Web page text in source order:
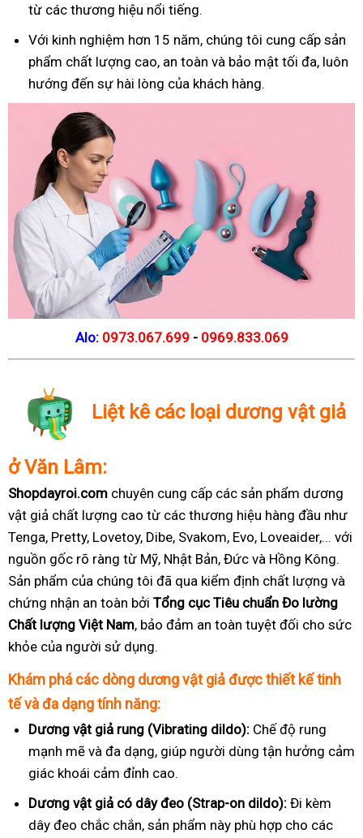
từ các thương hiệu nổi tiếng.
Với kinh nghiệm hơn 15 năm, chúng tôi cung cấp sản
phẩm chất lượng cao, an toàn và bảo mật tối đa, luôn
hướng đến sự hài lòng của khách hàng.
Alo: 0973.067.699 - 0969.833.069
Liệt kê các loại dương vật giả
ở Văn Lâm:
Shopdayroi.com chuyên cung cấp các sản phẩm dương
vật giả chất lượng cao từ các thương hiệu hàng đầu như
Tenga, Pretty, Lovetoy, Dibe, Svakom, Evo, Loveaider,... với
nguồn gốc rõ ràng từ Mỹ, Nhật Bản, Đức và Hồng Kông.
Sản phẩm của chúng tôi đã qua kiểm định chất lượng và
chứng nhận an toàn bởi Tổng cục Tiêu chuẩn Đo lường
Chất lượng Việt Nam, bảo đảm an toàn tuyệt đối cho sức
khỏe của người sử dụng.
Khám phá các dòng dương vật giả được thiết kế tinh
tế và đa dạng tính năng:
Dương vật giả rung (Vibrating dildo): Chế độ rung
mạnh mẽ và đa dạng, giúp người dùng tận hưởng cảm
giác khoái cảm đỉnh cao.
Dương vật giả có dây đeo (Strap-on dildo): Đi kèm
dây đeo chắc chắn, sản phẩm này phù hợp cho các